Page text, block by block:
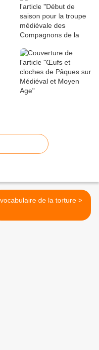
vocabulaire de la torture >